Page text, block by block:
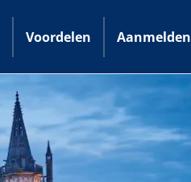
Voordelen Aanmelden